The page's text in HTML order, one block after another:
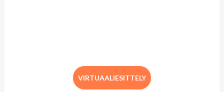
VIRTUAALIESITTELY